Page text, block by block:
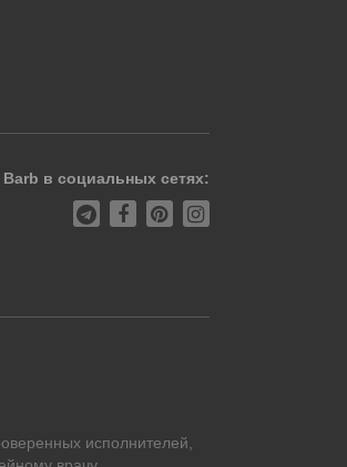
Barb в социальных сетях:
исполнителей,